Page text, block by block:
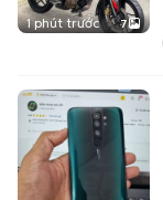
1 phút trước 7